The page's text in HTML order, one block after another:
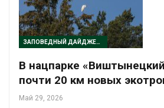
ЗАПОВЕДНЫЙ ДАЙДЖЕСТ
В нацпарке
почти 20 км новых
Май 29, 2026